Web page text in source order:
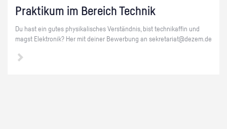
Prak­ti­kum im Be­reich Tech­nik
Du hast ein gutes phy­si­ka­li­sches Ver­ständ­nis, bist tech­ni­kaf­fin und
magst Elek­tro­nik? Her mit dei­ner Be­wer­bung an se­kre­ta­ri­at@​dezem.​de